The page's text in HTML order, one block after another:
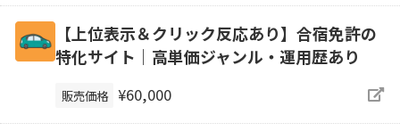
【上位表示＆クリック反応あり】合宿免許の
特化サイト｜高単価ジャンル・運用歴あり
販売価格 ¥60,000